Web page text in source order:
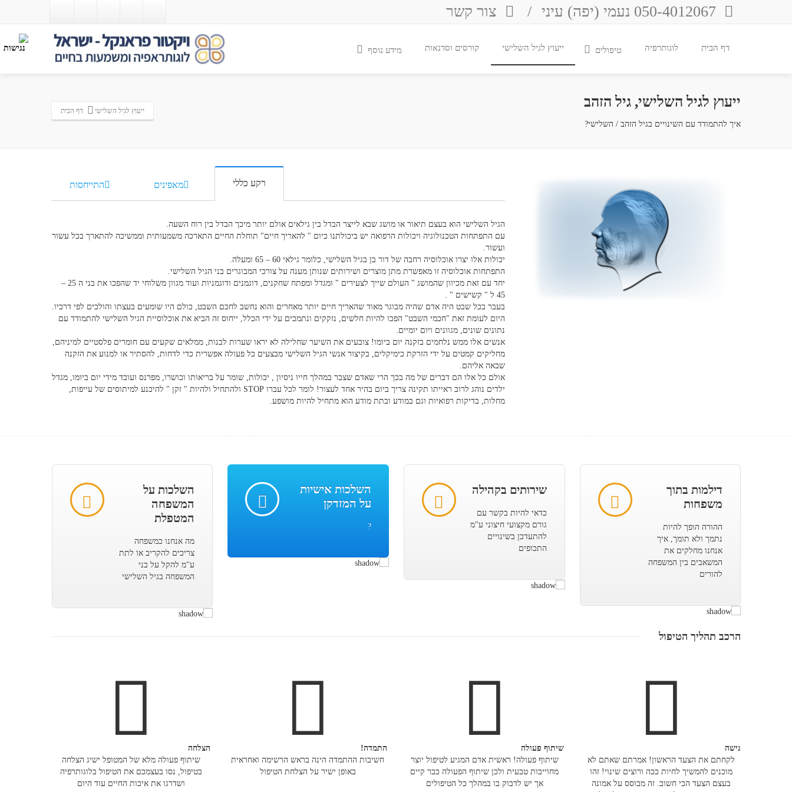
/ צור קשר
דף הבית לוגותרפיה טיפולים ייעוץ לגיל השלישי קורסים וסדנאות מידע נוסף
ייעוץ לגיל השלישי, גיל הזהב
איך להתמודד עם השינויים בגיל הזהב / השלישי?
ייעוץ לגיל השלישי דף הבית
רקע כללי מאפינים התייחסות
הגיל השלישי הוא בעצם תיאור או מושג שבא לייצר הבדל בין גילאים אולם יותר מיכך הבדל בין רוח השעה.
עם התפתחות הטכנולוגיה ויכולות הרפואה יש ביכולתנו כיום " להאריך חיים" תוחלת החיים התארכה משמעותית וממשיכה להתארך בכל עשור
ועשור.
יכולות אלו יצרו אוכלוסיה רחבה של דור בן בגיל השלישי, כלומר גילאי 60 – 65 ומעלה.
התפתחות אוכלוסיה זו מאפשרת מתן מוצרים ושירותים שנותן מענה על צורכי המבוגרים בני הגיל השלישי.
יחד עם זאת מכיוון שהמושג " העולם שייך לצעירים " ומגדל ומפתח שחקנים, דוגמנים ודוגמניות ועוד מגוון משלוחי יד שהפכו את בני ה 25 –
45 ל " קשישים " .
בעבר בכל שבט היה אדם שהיה מבוגר מאוד שהאריך חיים יותר מאחרים והוא נחשב לחכם השבט, כולם היו שומעים בעצתו והולכים לפי דרכיו.
היום לעומת זאת "חכמי השבט" הפכו להיות חלשים, נזקקים ונתמכים על ידי הכלל, ייחוס זה הביא את אוכלוסיית הגיל השלישי להתמודד עם
נתונים שונים, מגוונים ויום יומיים.
אנשים אלו ממש נלחמים בזקנה יום ביומו! צובעים את השיער שחלילה לא יראו שערות לבנות, ממלאים שקעים עם חומרים פלסטיים למיניהם,
מחליקים קמטים על ידי הזרקת כימיקלים, בקיצור אנשי הגיל השלישי מבצעים כל פעולה אפשרית כדי לדחות, להסתיר או למנוע את הזקנה
שבאה אליהם.
אולם כל אלו הם דברים של מה בכך הרי שאדם שצבר במהלך חייו ניסיון , יכולות, שומר על בריאותו וכושרו, מפרנס ועובד מידי יום ביומו, מגדל
ילדים נוהג לרוב ראייתו תקינה צריך ביום בהיר אחד לעצור! לומר לכל עברו STOP ולהתחיל ולהיות " זקן " להיכנע למיתוסים של עייפות,
מחלות, בדיקות רפואיות וגם במודע ובתת מודע הוא מתחיל להיות מושפע.
השלכות על
המשפחה
המטפלת
מה אנחנו כמשפחה
צריכים להקריב או לתת
ע"מ להקל על בני
המשפחה בגיל השלישי
השלכות אישיות
על המזדקן
?
שירותים בקהילה
כדאי להיות בקשר עם
גורם מקצועי חיצוני ע"מ
להתעדכן בשינויים
התכופים
דילמות בתוך
משפחות
ההורה הופך להיות
נתמך ולא תומך, איך
אנחנו מחלקים את
המשאבים בין המשפחה
להורים
הרכב תהליך הטיפול
הצלחה
שיתוף פעולה מלא של המטופל ישיג הצלחה
בטיפול, נסו בעצמכם את הטיפול בלוגותרפיה
ושדרגו את איכות החיים עוד היום
התמדה!
חשיבות ההתמדה הינה בראש הרשימה ואחראית
באופן ישיר על הצלחת הטיפול
שיתוף פעולה
שיתוף פעולה! ראשית אדם המגיע לטיפול יוצר
מחוייבות טבעית ולכן שיתוף הפעולה כבר קיים
אך יש לדבוק בו במהלך כל הטיפולים
גישה
לקחתם את הצעד הראשון! אמרתם שאתם לא
מוכנים להמשיך לחיות ככה ורוצים שינוי! זהו
בעצם הצעד הכי חשוב. זה מבוסס על אמונה